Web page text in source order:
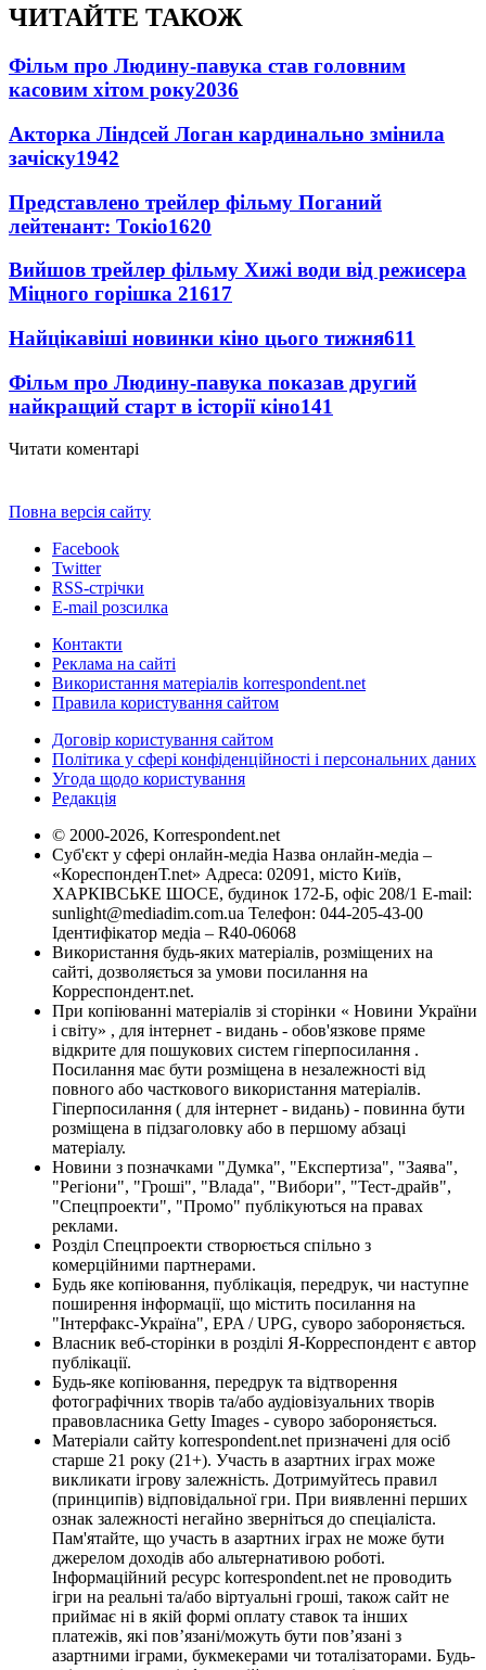
ЧИТАЙТЕ ТАКОЖ
Фільм про Людину-павука став головним
касовим хітом року2036
Акторка Ліндсей Логан кардинально змінила
зачіску1942
Представлено трейлер фільму Поганий
лейтенант: Токіо1620
Вийшов трейлер фільму Хижі води від режисера
Міцного горішка 21617
Найцікавіші новинки кіно цього тижня611
Фільм про Людину-павука показав другий
найкращий старт в історії кіно141
Читати коментарі
Повна версія сайту
Facebook
Twitter
RSS-стрічки
E-mail розсилка
Контакти
Реклама на сайті
Використання матеріалів korrespondent.net
Правила користування сайтом
Договір користування сайтом
Політика у сфері конфіденційності і персональних даних
Угода щодо користування
Редакція
© 2000-2026, Korrespondent.net
Суб'єкт у сфері онлайн-медіа Назва онлайн-медіа –
«КореспонденТ.net» Адреса: 02091, місто Київ,
ХАРКІВСЬКЕ ШОСЕ, будинок 172-Б, офіс 208/1 E-mail:
sunlight@mediadim.com.ua Телефон: 044-205-43-00
Ідентифікатор медіа – R40-06068
Використання будь-яких матеріалів, розміщених на
сайті, дозволяється за умови посилання на
Корреспондент.net.
При копіюванні матеріалів зі сторінки « Новини України
і світу» , для інтернет - видань - обов'язкове пряме
відкрите для пошукових систем гіперпосилання .
Посилання має бути розміщена в незалежності від
повного або часткового використання матеріалів.
Гіперпосилання ( для інтернет - видань) - повинна бути
розміщена в підзаголовку або в першому абзаці
матеріалу.
Новини з позначками "Думка", "Експертиза", "Заява",
"Регіони", "Гроші", "Влада", "Вибори", "Тест-драйв",
"Спецпроекти", "Промо" публікуються на правах
реклами.
Розділ Спецпроекти створюється спільно з
комерційними партнерами.
Будь яке копіювання, публікація, передрук, чи наступне
поширення інформації, що містить посилання на
"Інтерфакс-Україна", EPA / UPG, суворо забороняється.
Власник веб-сторінки в розділі Я-Корреспондент є автор
публікації.
Будь-яке копіювання, передрук та відтворення
фотографічних творів та/або аудіовізуальних творів
правовласника Getty Images - суворо забороняється.
Матеріали сайту korrespondent.net призначені для осіб
старше 21 року (21+). Участь в азартних іграх може
викликати ігрову залежність. Дотримуйтесь правил
(принципів) відповідальної гри. При виявленні перших
ознак залежності негайно зверніться до спеціаліста.
Пам'ятайте, що участь в азартних іграх не може бути
джерелом доходів або альтернативою роботі.
Інформаційний ресурс korrespondent.net не проводить
ігри на реальні та/або віртуальні гроші, також сайт не
приймає ні в якій формі оплату ставок та інших
платежів, які пов’язані/можуть бути пов’язані з
азартними іграми, букмекерами чи тоталізаторами. Будь-